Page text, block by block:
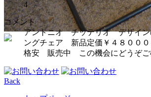
4
コメント
アントニオ チッテリオ デザイ
ングチェア 新品定価￥４８００
格安 販売中 この機会にどうぞご
Back